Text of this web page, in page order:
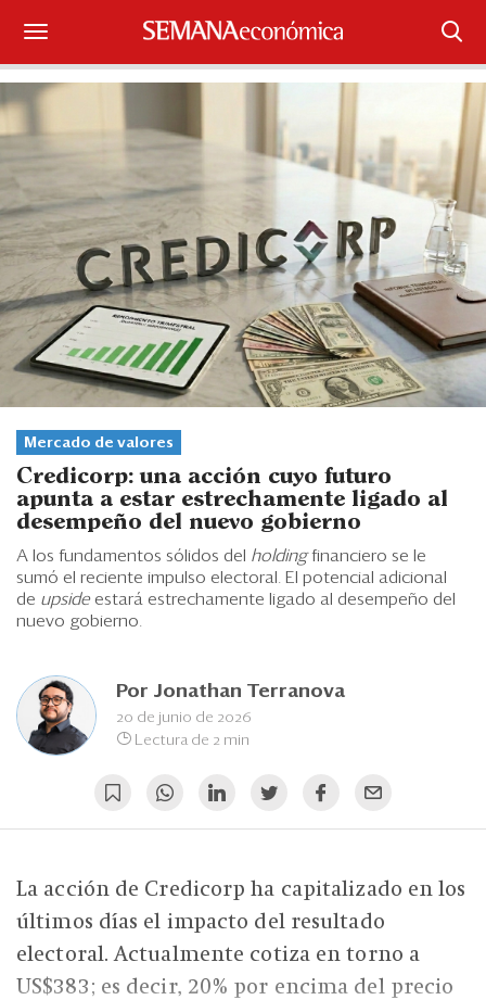
Suscríbase
Iniciar sesión
¿Qué está pasando?
Sectores y Empresas
Management
Economía y Finanzas
Legal y Política
Eventos
Blogs
Ranking CEO
Mercado de valores
Credicorp: una acción cuyo futuro
apunta a estar estrechamente ligado al
desempeño del nuevo gobierno
A los fundamentos sólidos del holdingfinanciero se le
sumó el reciente impulso electoral. El potencial adicional
de upsideestará estrechamente ligado al desempeño del
nuevo gobierno.
Por Jonathan Terranova
20 de junio de 2026
Lectura de 2 min
La acción de Credicorp ha capitalizado en los
últimos días el impacto del resultado
electoral. Actualmente cotiza en torno a
US$383; es decir, 20% por encima del precio